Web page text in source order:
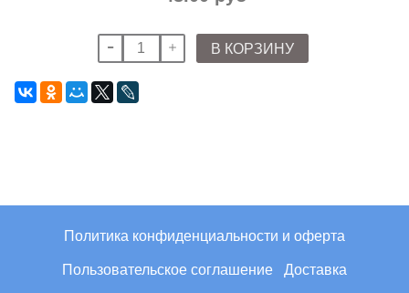
В КОРЗИНУ
Политика конфиденциальности и оферта
Пользовательское соглашение Доставка